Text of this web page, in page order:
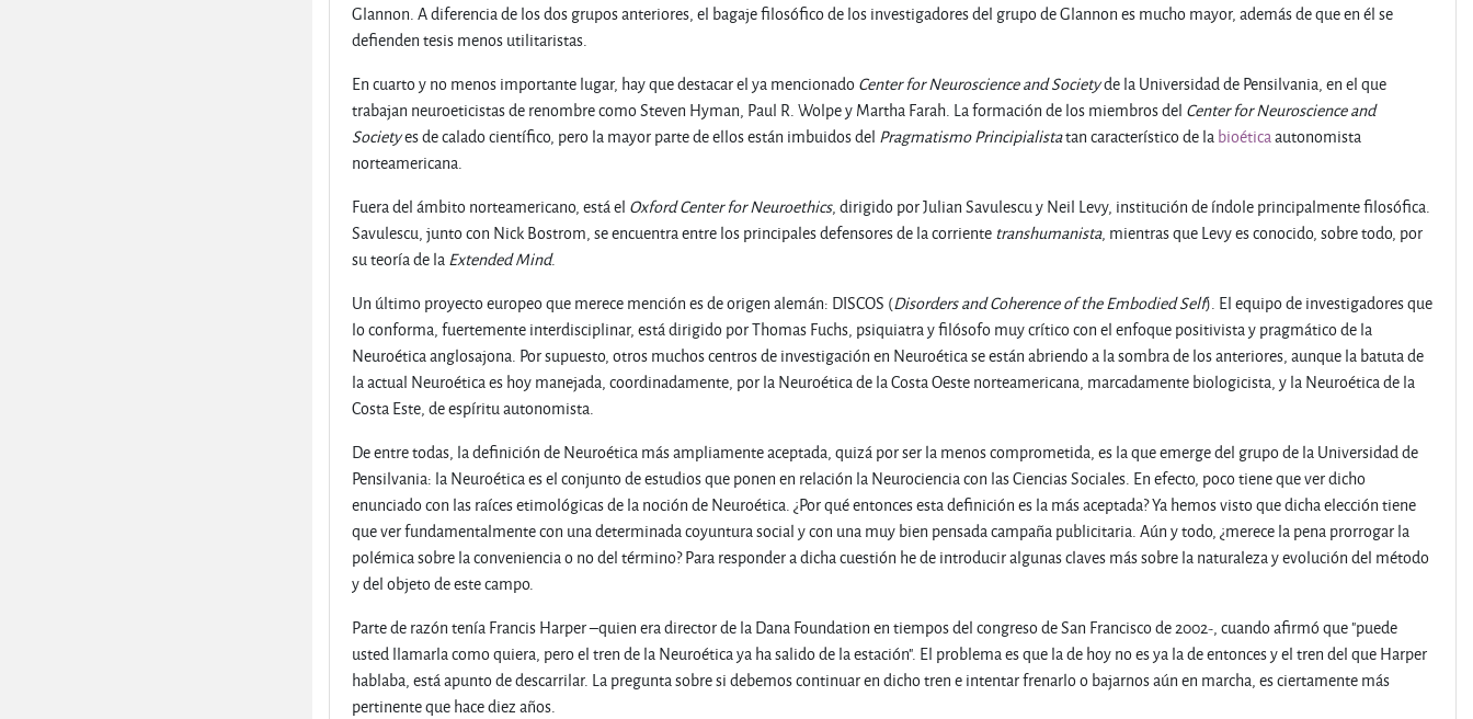
Glannon. A diferencia de los dos grupos anteriores, el bagaje filosófico de los investigadores del grupo de Glannon es mucho mayor, además de que en él se
defienden tesis menos utilitaristas.
En cuarto y no menos importante lugar, hay que destacar el ya mencionado Center for Neuroscience and Societyde la Universidad de Pensilvania, en el que
trabajan neuroeticistas de renombre como Steven Hyman, Paul R. Wolpe y Martha Farah. La formación de los miembros del Center for Neuroscience and
Societyes de calado científico, pero la mayor parte de ellos están imbuidos del PragmatismoPrincipialistatan característico de labioéticaautonomista
norteamericana.
Fuera del ámbito norteamericano, está el Oxford Center for Neuroethics, dirigido por Julian Savulescu y Neil Levy, institución de índole principalmente filosófica.
Savulescu, junto con Nick Bostrom, se encuentra entre los principales defensores de la corrientetranshumanista, mientras que Levy es conocido, sobre todo, por
su teoría de laExtended Mind.
Un último proyecto europeo que merece mención es de origen alemán: DISCOS (Disorders and Coherence of the Embodied Self). El equipo de investigadores que
lo conforma, fuertemente interdisciplinar, está dirigido por Thomas Fuchs, psiquiatra y filósofo muy crítico con el enfoque positivista y pragmático de la
Neuroética anglosajona. Por supuesto, otros muchos centros de investigación en Neuroética se están abriendo a la sombra de los anteriores, aunque la batuta de
la actual Neuroética es hoy manejada, coordinadamente, por la Neuroética de la Costa Oeste norteamericana, marcadamente biologicista, y la Neuroética de la
Costa Este, de espíritu autonomista.
De entre todas, la definición de Neuroética más ampliamente aceptada, quizá por ser la menos comprometida, es la que emerge del grupo de la Universidad de
Pensilvania: la Neuroética es el conjunto de estudios que ponen en relación la Neurociencia con las Ciencias Sociales. En efecto, poco tiene que ver dicho
enunciado con las raíces etimológicas de la noción de Neuroética. ¿Por qué entonces esta definición es la más aceptada? Ya hemos visto que dicha elección tiene
que ver fundamentalmente con una determinada coyuntura social y con una muy bien pensada campaña publicitaria. Aún y todo, ¿merece la pena prorrogar la
polémica sobre la conveniencia o no del término? Para responder a dicha cuestión he de introducir algunas claves más sobre la naturaleza y evolución del método
y del objeto de este campo.
Parte de razón tenía Francis Harper –quien era director de la Dana Foundation en tiempos del congreso de San Francisco de 2002-, cuando afirmó que "puede
usted llamarla como quiera, pero el tren de la Neuroética ya ha salido de la estación". El problema es que la de hoy no es ya la de entonces y el tren del que Harper
hablaba, está apunto de descarrilar. La pregunta sobre si debemos continuar en dicho tren e intentar frenarlo o bajarnos aún en marcha, es ciertamente más
pertinente que hace diez años.